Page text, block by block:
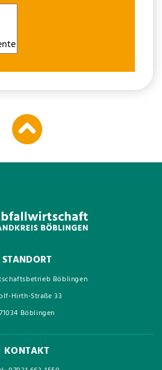
STANDORT
Böblingen
Hirth-Straße 33
71034 Böblingen
KONTAKT